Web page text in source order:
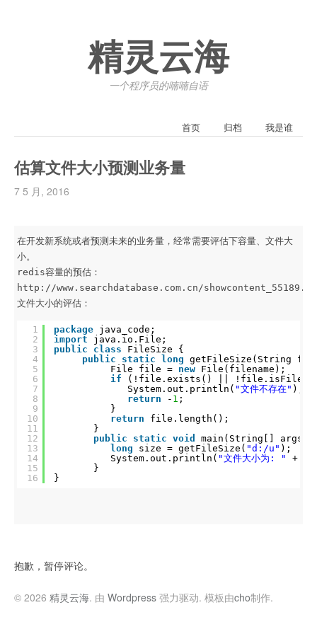
精灵云海
一个程序员的喃喃自语
首页 归档 我是谁
估算文件大小预测业务量
7 5 月, 2016
在开发新系统或者预测未来的业务量，经常需要评估下容量、文件大
小。
redis容量的预估：
http://www.searchdatabase.com.cn/
1
2
3
4
5
6
7
8
9
10
11
12
13
14
15
16
package
java_code;
import
java.io.File;
public
class
FileSize {
public
static long getFileSize(String
File file = new
File(filename);
if
(!file.exists() ||
System.out.println( "文件不存在" );
return
- 1 ;
}
return
file.length();
}
public
static void
main(String[] args)
long
size = getFileSize( "d:/u" );
System.out.println( "文件大小为: "
+
}
}
抱歉，暂停评论。
© 2026 精灵云海. 由 Wordpress 强力驱动. 模板由cho制作.